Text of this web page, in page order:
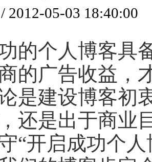
2012-05-03 18:40:00
的个人博客具
的广告收益，
是建设博客初
还是出于商业
“开启成功个